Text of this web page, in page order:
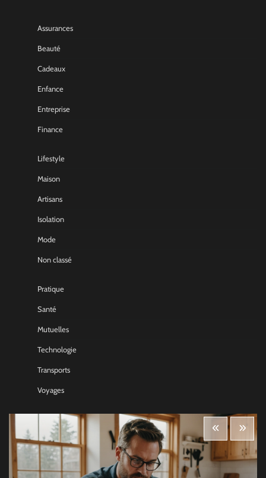
Assurances
Beauté
Cadeaux
Enfance
Entreprise
Finance
Lifestyle
Maison
Artisans
Isolation
Mode
Non classé
Pratique
Santé
Mutuelles
Technologie
Transports
Voyages